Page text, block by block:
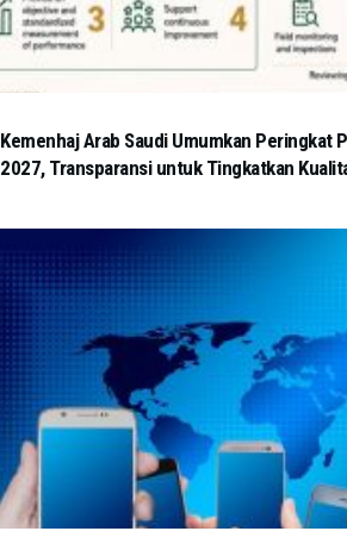
Kemenhaj Arab Saudi Umumkan Peringkat
2027, Transparansi untuk Tingkatkan